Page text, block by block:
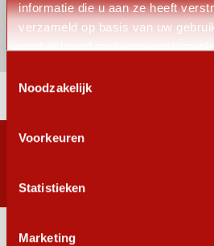
informatie die u aan ze heeft
verzameld op basis van uw
Noodzakelijk
Voorkeuren
Statistieken
Marketing
Schrijf je in voor